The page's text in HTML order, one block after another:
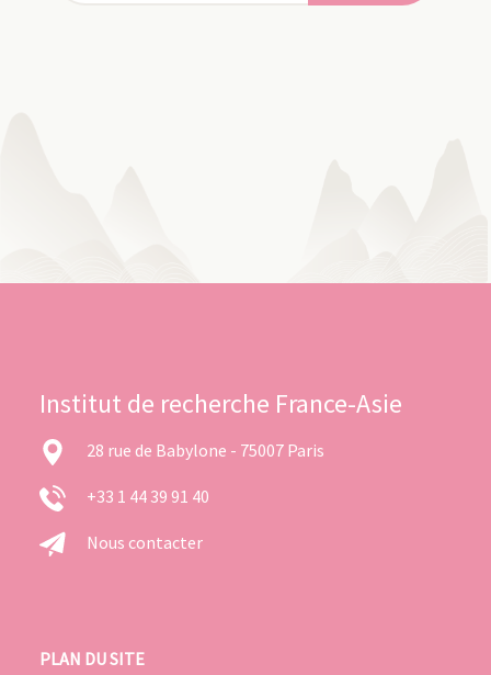
Institut de recherche France-Asie
28 rue de Babylone - 75007 Paris
+33 1 44 39 91 40
Nous contacter
PLAN DU SITE